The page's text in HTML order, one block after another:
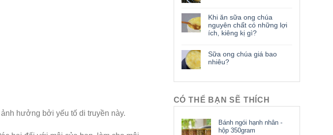
hưởng bởi yếu tố di truyền này.
Khi ăn sữa ong chúa
nguyên chất có những lợi
ích, kiêng kị gì?
Sữa ong chúa giá bao
nhiêu?
CÓ THỂ BẠN SẼ THÍCH
Bánh ngói hạnh nhân -
hộp 350gram